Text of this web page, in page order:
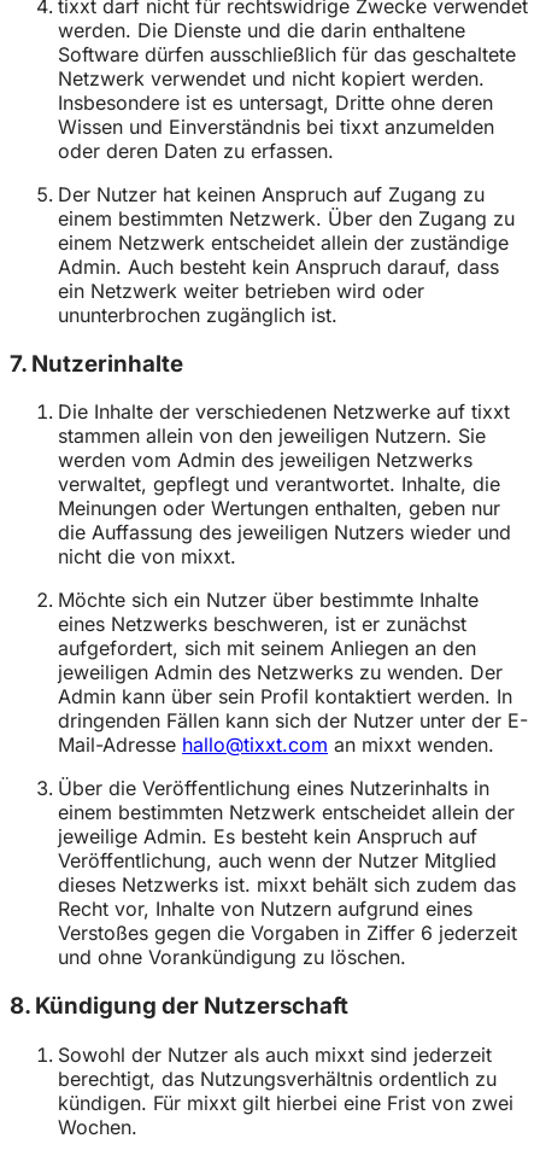
tixxt darf nicht für rechtswidrige Zwecke verwendet
werden. Die Dienste und die darin enthaltene
Software dürfen ausschließlich für das geschaltete
Netzwerk verwendet und nicht kopiert werden.
Insbesondere ist es untersagt, Dritte ohne deren
Wissen und Einverständnis bei tixxt anzumelden
oder deren Daten zu erfassen.
Der Nutzer hat keinen Anspruch auf Zugang zu
einem bestimmten Netzwerk. Über den Zugang zu
einem Netzwerk entscheidet allein der zuständige
Admin. Auch besteht kein Anspruch darauf, dass
ein Netzwerk weiter betrieben wird oder
ununterbrochen zugänglich ist.
7. Nutzerinhalte
Die Inhalte der verschiedenen Netzwerke auf tixxt
stammen allein von den jeweiligen Nutzern. Sie
werden vom Admin des jeweiligen Netzwerks
verwaltet, gepflegt und verantwortet. Inhalte, die
Meinungen oder Wertungen enthalten, geben nur
die Auffassung des jeweiligen Nutzers wieder und
nicht die von mixxt.
Möchte sich ein Nutzer über bestimmte Inhalte
eines Netzwerks beschweren, ist er zunächst
aufgefordert, sich mit seinem Anliegen an den
jeweiligen Admin des Netzwerks zu wenden. Der
Admin kann über sein Profil kontaktiert werden. In
dringenden Fällen kann sich der Nutzer unter der E-
Mail-Adresse hallo@tixxt.com an mixxt wenden.
Über die Veröffentlichung eines Nutzerinhalts in
einem bestimmten Netzwerk entscheidet allein der
jeweilige Admin. Es besteht kein Anspruch auf
Veröffentlichung, auch wenn der Nutzer Mitglied
dieses Netzwerks ist. mixxt behält sich zudem das
Recht vor, Inhalte von Nutzern aufgrund eines
Verstoßes gegen die Vorgaben in Ziffer 6 jederzeit
und ohne Vorankündigung zu löschen.
8. Kündigung der Nutzerschaft
Sowohl der Nutzer als auch mixxt sind jederzeit
berechtigt, das Nutzungsverhältnis ordentlich zu
kündigen. Für mixxt gilt hierbei eine Frist von zwei
Wochen.